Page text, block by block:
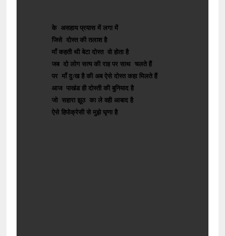
के असहाय प्रयास में लगा में
जिसे दोस्त की तलाश है
माँ कहती थी बेटा दोस्त वो होता है
जब दो लोग सत्य की राह पर साथ चलते हैं
पर माँ दुःख है की अब ऐसे दोस्त कहा मिलते हैं
आज पाखंड ही दोस्ती की बुनियाद है
जो सहारा झूठ का ले वही आबाद है
ऐसे हिपोक्रेसी से मुझे घृणा है